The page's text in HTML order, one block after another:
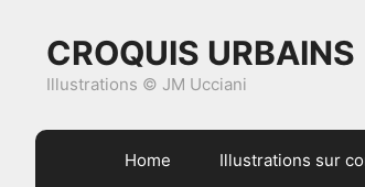
primary
content
primary
footer
CROQUIS URBAINS
Illustrations © JM Ucciani
Home Illustrations sur